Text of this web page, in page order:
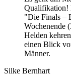
Qualifikation!
"Die Finals –
Wochenende
Helden
einen Blick
Männer.
Silke Bernhart